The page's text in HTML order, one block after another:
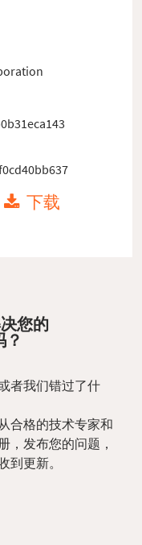
下载
您的
？
者我们错过了什
合格的技术专家和
，发布您的问题，
到更新。